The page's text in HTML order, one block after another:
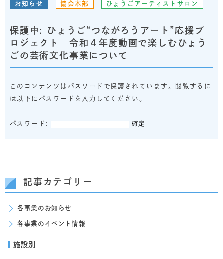
お知らせ 協会本部 ひょうごアーティストサロン
保護中: ひょうご“つながろうアート”応援プ
ロジェクト 令和４年度動画で楽しむひょう
ごの芸術文化事業について
このコンテンツはパスワードで保護されています。閲覧するに
は以下にパスワードを入力してください。
パスワード:
記事カテゴリー
各事業のお知らせ
各事業のイベント情報
施設別